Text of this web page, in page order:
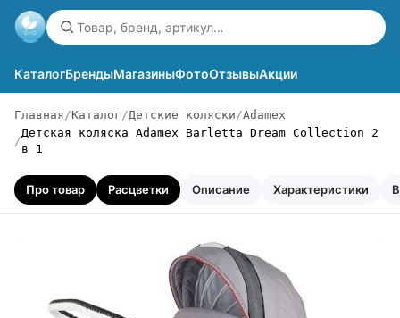
КаталогБрендыМагазиныФотоОтзывыАкции
Главная Каталог Детские коляски Adamex
Детская коляска Adamex Barletta Dream Collection 2
в 1
Про товар Расцветки Описание Характеристики